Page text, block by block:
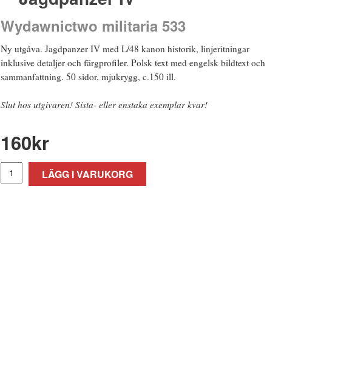
Wydawnictwo militaria 533
Ny utgåva. Jagdpanzer IV med L/48 kanon historik, linjeritningar
inklusive detaljer och färgprofiler. Polsk text med engelsk bildtext och
sammanfattning. 50 sidor, mjukrygg, c.150 ill.
Slut hos utgivaren! Sista- eller enstaka exemplar kvar!
160kr
LÄGG I VARUKORG